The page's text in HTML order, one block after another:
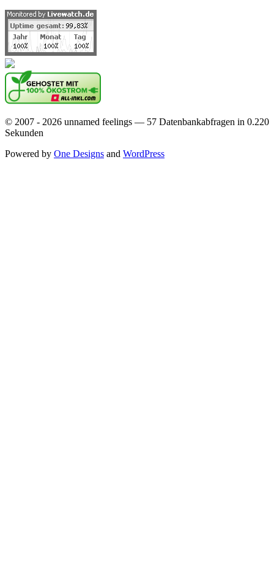
© 2007 - 2026 unnamed feelings — 57 Datenbankabfragen in 0.220
Sekunden
Powered by One Designs and WordPress